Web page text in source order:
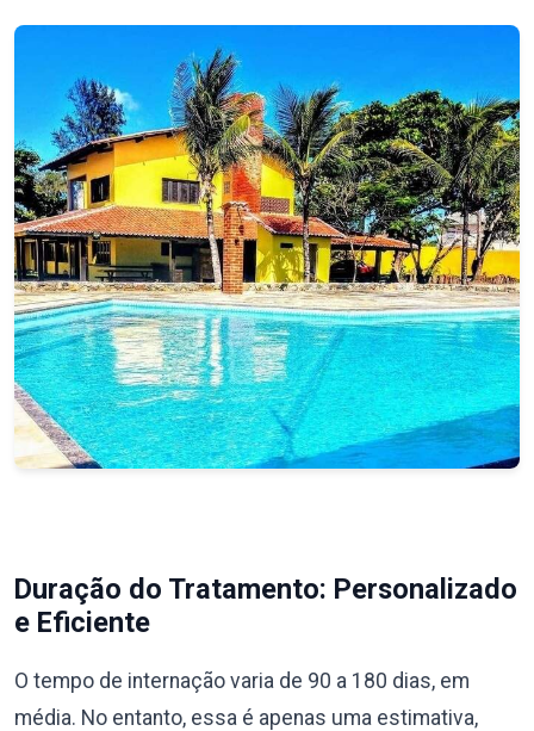
Duração do Tratamento: Personalizado
e Eficiente
O tempo de internação varia de 90 a 180 dias, em
média. No entanto, essa é apenas uma estimativa,